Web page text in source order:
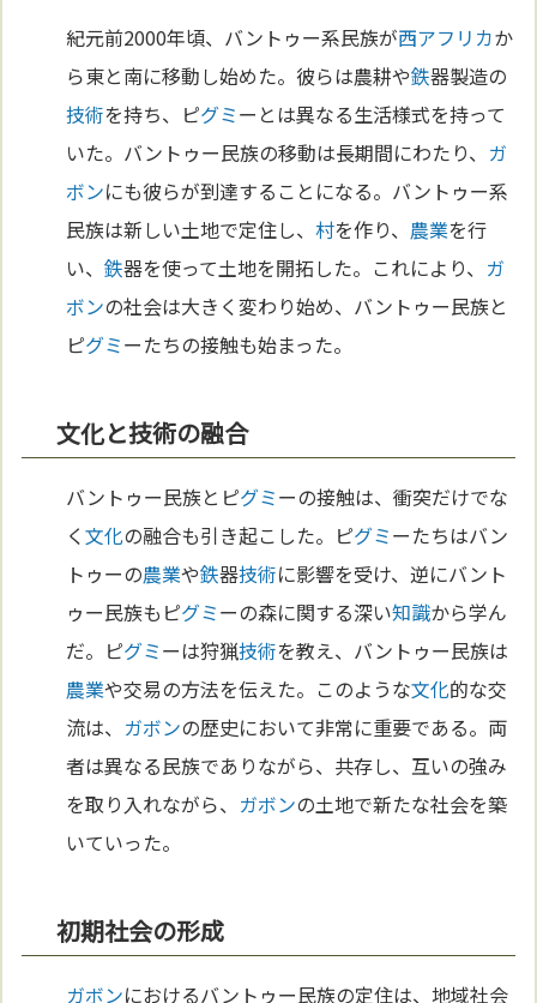
紀元前2000年頃、バントゥー系民族が西アフリカか
ら東と南に移動し始めた。彼らは農耕や鉄器製造の
技術を持ち、ピグミーとは異なる生活様式を持って
いた。バントゥー民族の移動は長期間にわたり、 ガ
ボンにも彼らが到達することになる。バントゥー系
民族は新しい土地で定住し、村を作り、 農業を行
い、鉄器を使って土地を開拓した。これにより、 ガ
ボンの社会は大きく変わり始め、バントゥー民族と
ピグミーたちの接触も始まった。
文化と技術の融合
バントゥー民族とピグミーの接触は、衝突だけでな
く文化の融合も引き起こした。ピグミーたちはバン
トゥーの農業や鉄器技術に影響を受け、逆にバント
ゥー民族もピグミーの森に関する深い知識から学ん
だ。ピグミーは狩猟技術を教え、バントゥー民族は
農業や交易の方法を伝えた。このような文化的な交
流は、 ガボンの歴史において非常に重要である。両
者は異なる民族でありながら、共存し、互いの強み
を取り入れながら、 ガボンの土地で新たな社会を築
いていった。
初期社会の形成
ガボンにおけるバントゥー民族の定住は、地域社会